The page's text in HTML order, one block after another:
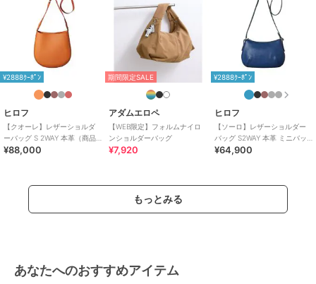
原産国 イタリア製
¥2888ｸｰﾎﾟﾝ
ヒロフ
【クオーレ】レザーショルダ
ーバッグ S 2WAY 本革（商品
番号：P25-35440）
¥88,000
期間限定SALE
アダムエロペ
【WEB限定】フォルムナイロ
ンショルダーバッグ
¥7,920
¥2888ｸｰﾎﾟﾝ
ヒロフ
【ソーロ】レザーショルダー
バッグ S2WAY 本革 ミニバッ
グ（商品番号：P25-20433）
¥64,900
もっとみる
あなたへのおすすめアイテム